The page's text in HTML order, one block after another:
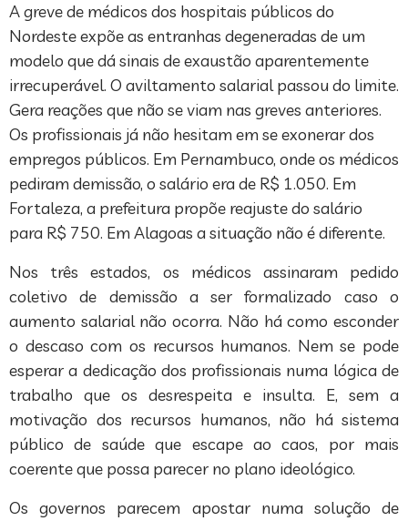
A greve de médicos dos hospitais públicos do
Nordeste expõe as entranhas degeneradas de um
modelo que dá sinais de exaustão aparentemente
irrecuperável. O aviltamento salarial passou do limite.
Gera reações que não se viam nas greves anteriores.
Os profissionais já não hesitam em se exonerar dos
empregos públicos. Em Pernambuco, onde os médicos
pediram demissão, o salário era de R$ 1.050. Em
Fortaleza, a prefeitura propõe reajuste do salário
para R$ 750. Em Alagoas a situação não é diferente.
Nos três estados, os médicos assinaram pedido
coletivo de demissão a ser formalizado caso o
aumento salarial não ocorra. Não há como esconder
o descaso com os recursos humanos. Nem se pode
esperar a dedicação dos profissionais numa lógica de
trabalho que os desrespeita e insulta. E, sem a
motivação dos recursos humanos, não há sistema
público de saúde que escape ao caos, por mais
coerente que possa parecer no plano ideológico.
Os governos parecem apostar numa solução de